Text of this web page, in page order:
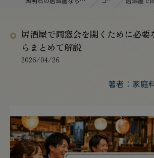
居酒屋で同窓会を開くために必要
らまとめて解説
2026/04/26
著者：家庭